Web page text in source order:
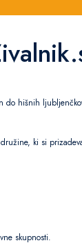
hišnih
ki si
skupnosti.